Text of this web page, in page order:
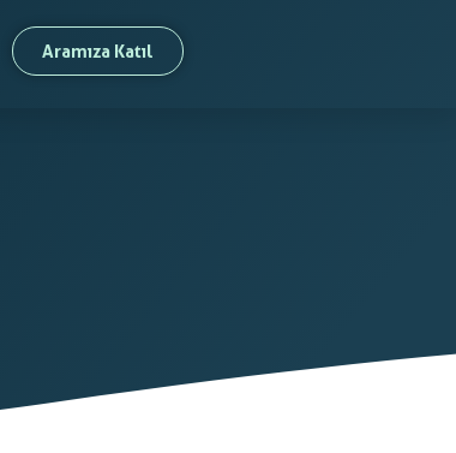
Aramıza Katıl